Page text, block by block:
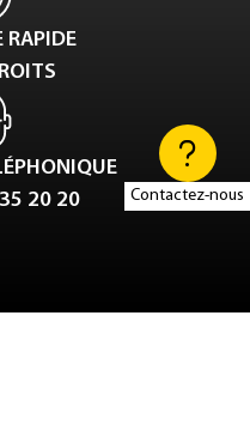
Contactez-nous
RAPIDE
20 20